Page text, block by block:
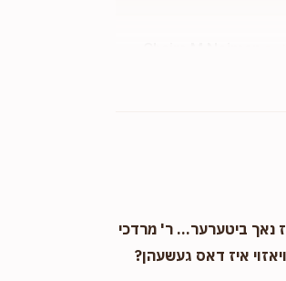
נאך ביטערער... ר' מרדכי
איז דאס געשעהן?